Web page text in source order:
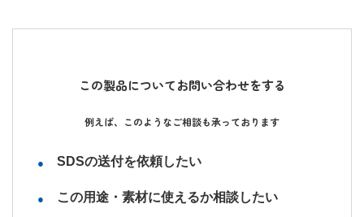
この製品についてお問い合わせをする
例えば、このようなご相談も承っております
SDSの送付を依頼したい
この用途・素材に使えるか相談したい